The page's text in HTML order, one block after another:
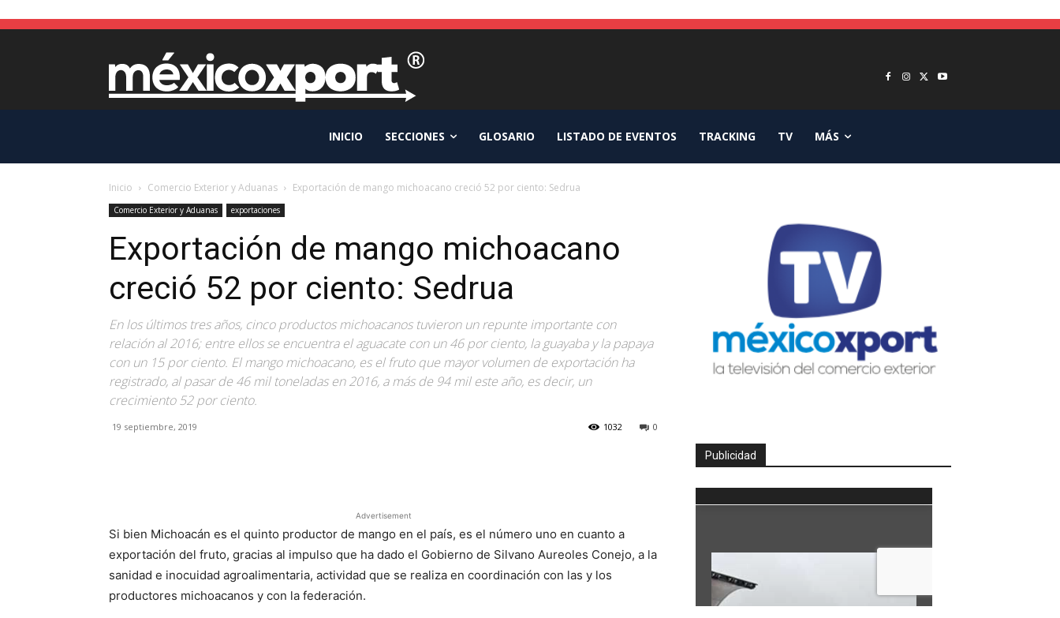
INICIO SECCIONES GLOSARIO LISTADO DE EVENTOS TRACKING TV MÁS
Inicio Comercio Exterior y Aduanas Exportación de mango michoacano creció 52 por ciento: Sedrua
Comercio Exterior y Aduanas exportaciones
Exportación de mango michoacano
creció 52 por ciento: Sedrua
En los últimos tres años, cinco productos michoacanos tuvieron un repunte importante con
relación al 2016; entre ellos se encuentra el aguacate con un 46 por ciento, la guayaba y la papaya
con un 15 por ciento. El mango michoacano, es el fruto que mayor volumen de exportación ha
registrado, al pasar de 46 mil toneladas en 2016, a más de 94 mil este año, es decir, un
crecimiento 52 por ciento.
19 septiembre, 2019 0
1032
Advertisement
Si bien Michoacán es el quinto productor de mango en el país, es el número uno en cuanto a
exportación del fruto, gracias al impulso que ha dado el Gobierno de Silvano Aureoles Conejo, a la
sanidad e inocuidad agroalimentaria, actividad que se realiza en coordinación con las y los
productores michoacanos y con la federación.
Publicidad